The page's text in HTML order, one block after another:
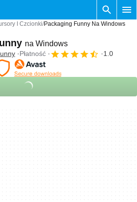
I Czcionki Packaging Funny Na Windows
na Windows
Płatność 1.0